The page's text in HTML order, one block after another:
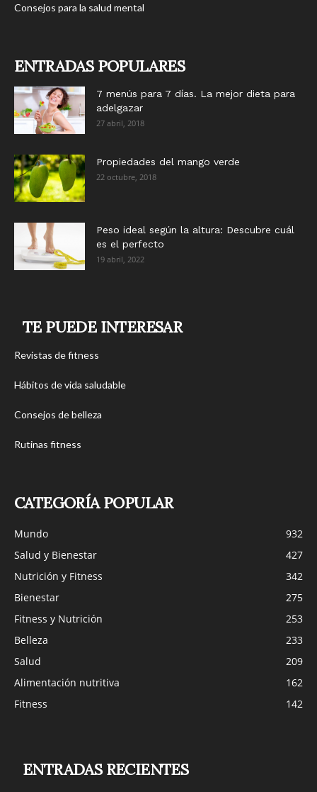
Consejos para la salud mental
ENTRADAS POPULARES
7 menús para 7 días. La mejor dieta para
adelgazar
27 abril, 2018
Propiedades del mango verde
22 octubre, 2018
Peso ideal según la altura: Descubre cuál
es el perfecto
19 abril, 2022
TE PUEDE INTERESAR
Revistas de fitness
Hábitos de vida saludable
Consejos de belleza
Rutinas fitness
CATEGORÍA POPULAR
Mundo
932
Salud y Bienestar
427
Nutrición y Fitness
342
Bienestar
275
Fitness y Nutrición
253
Belleza
233
Salud
209
Alimentación nutritiva
162
Fitness
142
ENTRADAS RECIENTES